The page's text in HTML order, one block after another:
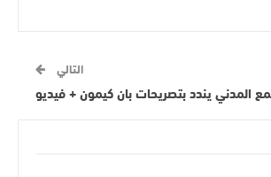
التالي
المدني يندد بتصريحات بان كيمون + فيديو